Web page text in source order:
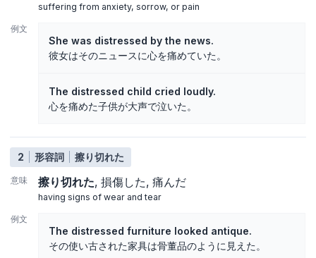
suffering from anxiety, sorrow, or pain
例文
She was distressed by the news.
彼女はそのニュースに心を痛めていた。
The distressed child cried loudly.
心を痛めた子供が大声で泣いた。
2 形容詞 擦り切れた
意味 擦り切れた 損傷した 痛んだ
having signs of wear and tear
例文
The distressed furniture looked antique.
その使い古された家具は骨董品のように見えた。